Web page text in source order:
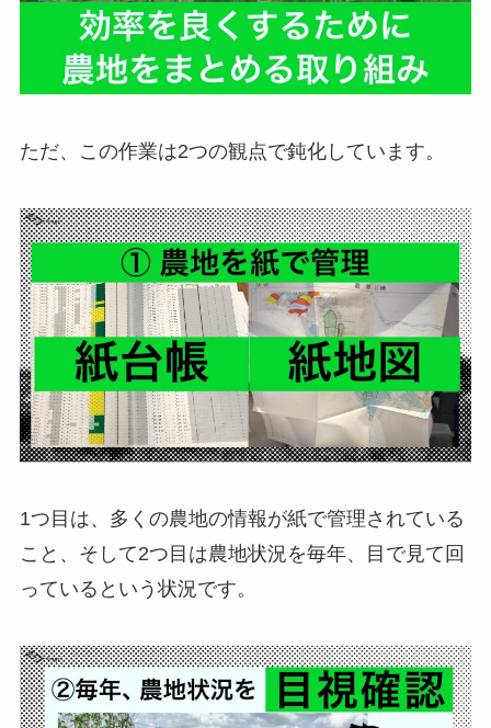
ただ、この作業は2つの観点で鈍化しています。
1つ目は、多くの農地の情報が紙で管理されている
こと、そして2つ目は農地状況を毎年、目で見て回
っているという状況です。